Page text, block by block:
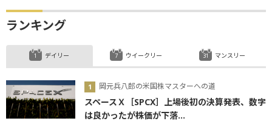
ランキング
デイリー
岡元兵八郎の米国株マスターへの道
スペースＸ［SPCX］上場後初の決算発表、数字
は良かったが株価が下落...
ウイークリー マンスリー